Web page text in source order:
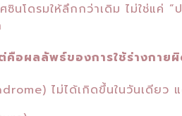
โดรมให้ลึกกว่าเดิม ไม่ใช่แค่ “
คือผลลัพธ์ของการใช้ร่างกาย
ไม่ได้เกิดขึ้นในวันเดียว